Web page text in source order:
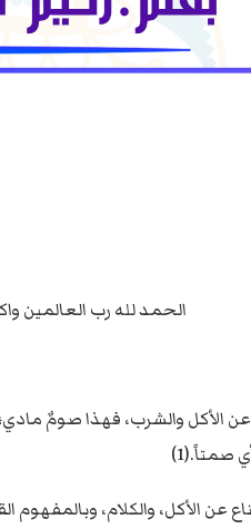
الحمد لله رب العالمين
الأكل والشرب، فهذا صومٌ
صمتاً.(1)
عن الأكل، والكلام، وبالمفهوم